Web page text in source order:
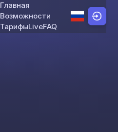
Skip to content
Главная
Возможности
ТарифыLiveFAQ